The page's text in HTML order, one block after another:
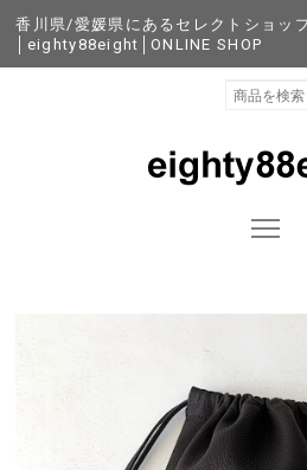
香川県/愛媛県にあるセレクトショッ
│eighty88eight│ONLINE SHOP